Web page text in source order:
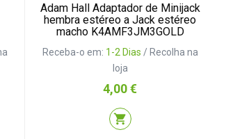
Adam Hall Adaptador de Minijack
hembra estéreo a Jack estéreo
macho K4AMF3JM3GOLD
Receba-o em: 1-2 Dias / Recolha na
loja
Preço
4,00 €
shopping_cart